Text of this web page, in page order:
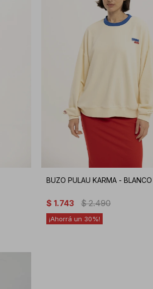
BUZO PULAU KARMA - BLANCO
$ 1.743 $ 2.490
30